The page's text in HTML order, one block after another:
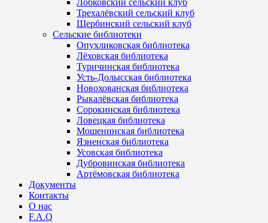
Лобковский сельский клуб
Трехалёвский сельский клуб
Щербинский сельский клуб
Сельские библиотеки
Опухликовская библиотека
Лёховская библиотека
Туричинская библиотека
Усть-Долысская библиотека
Новохованская библиотека
Рыкалёвская библиотека
Сорокинская библиотека
Ловецкая библиотека
Мошенинская библиотека
Язненская библиотека
Усовская библиотека
Дубровинская библиотека
Артёмовская библиотека
Документы
Контакты
О нас
F.A.Q